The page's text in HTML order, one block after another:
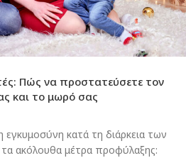
Πώς να προστατεύσετε τον
και το μωρό σας
εγκυμοσύνη κατά τη διάρκεια των
ακόλουθα μέτρα προφύλαξης: